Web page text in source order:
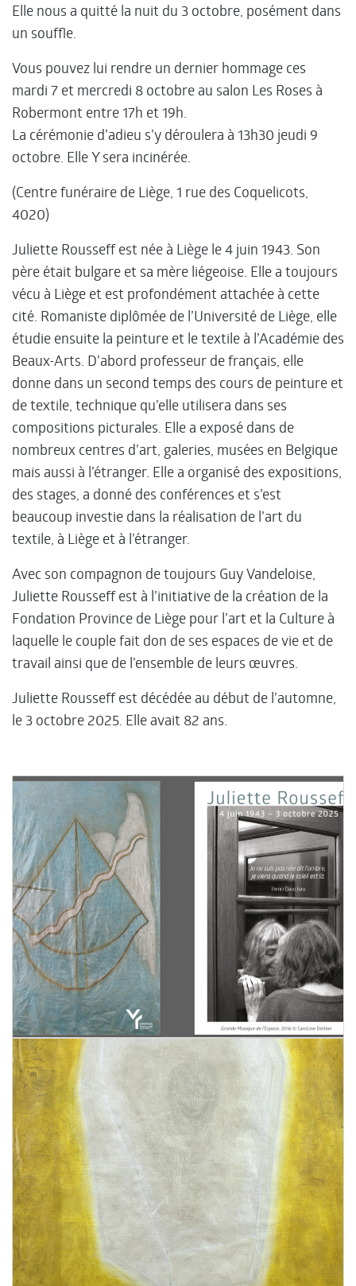
Elle nous a quitté la nuit du 3 octobre, posément dans
un souffle.
Vous pouvez lui rendre un dernier hommage ces
mardi 7 et mercredi 8 octobre au salon Les Roses à
Robermont entre 17h et 19h.
La cérémonie d’adieu s’y déroulera à 13h30 jeudi 9
octobre. Elle Y sera incinérée.
(Centre funéraire de Liège, 1 rue des Coquelicots,
4020)
Juliette Rousseff est née à Liège le 4 juin 1943. Son
père était bulgare et sa mère liégeoise. Elle a toujours
vécu à Liège et est profondément attachée à cette
cité. Romaniste diplômée de l’Université de Liège, elle
étudie ensuite la peinture et le textile à l’Académie des
Beaux-Arts. D’abord professeur de français, elle
donne dans un second temps des cours de peinture et
de textile, technique qu’elle utilisera dans ses
compositions picturales. Elle a exposé dans de
nombreux centres d’art, galeries, musées en Belgique
mais aussi à l’étranger. Elle a organisé des expositions,
des stages, a donné des conférences et s’est
beaucoup investie dans la réalisation de l’art du
textile, à Liège et à l’étranger.
Avec son compagnon de toujours Guy Vandeloise,
Juliette Rousseff est à l’initiative de la création de la
Fondation Province de Liège pour l’art et la Culture à
laquelle le couple fait don de ses espaces de vie et de
travail ainsi que de l’ensemble de leurs œuvres.
Juliette Rousseff est décédée au début de l’automne,
le 3 octobre 2025. Elle avait 82 ans.